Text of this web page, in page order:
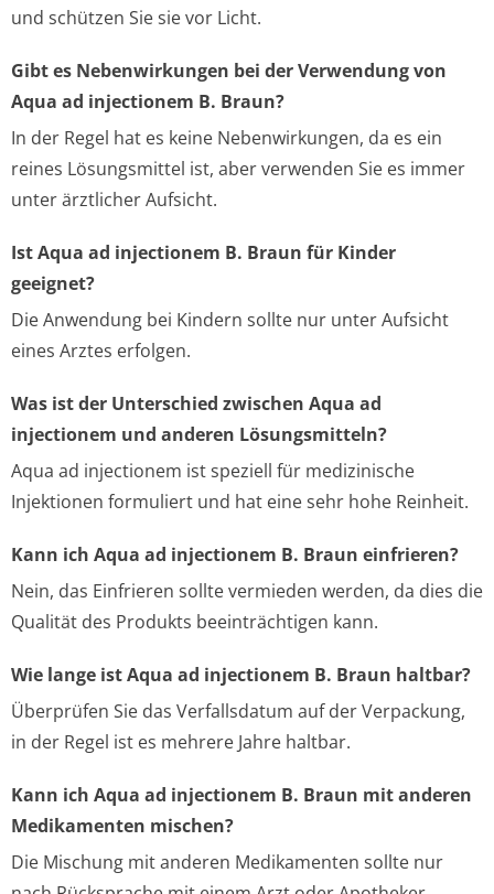
und schützen Sie sie vor Licht.
Gibt es Nebenwirkungen bei der Verwendung von
Aqua ad injectionem B. Braun?
In der Regel hat es keine Nebenwirkungen, da es ein
reines Lösungsmittel ist, aber verwenden Sie es immer
unter ärztlicher Aufsicht.
Ist Aqua ad injectionem B. Braun für Kinder
geeignet?
Die Anwendung bei Kindern sollte nur unter Aufsicht
eines Arztes erfolgen.
Was ist der Unterschied zwischen Aqua ad
injectionem und anderen Lösungsmitteln?
Aqua ad injectionem ist speziell für medizinische
Injektionen formuliert und hat eine sehr hohe Reinheit.
Kann ich Aqua ad injectionem B. Braun einfrieren?
Nein, das Einfrieren sollte vermieden werden, da dies die
Qualität des Produkts beeinträchtigen kann.
Wie lange ist Aqua ad injectionem B. Braun haltbar?
Überprüfen Sie das Verfallsdatum auf der Verpackung,
in der Regel ist es mehrere Jahre haltbar.
Kann ich Aqua ad injectionem B. Braun mit anderen
Medikamenten mischen?
Die Mischung mit anderen Medikamenten sollte nur